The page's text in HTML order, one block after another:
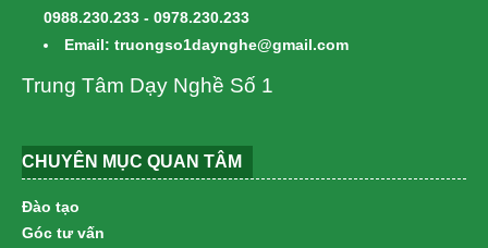
0988.230.233 - 0978.230.233
Email: truongso1daynghe@gmail.com
Trung Tâm Dạy Nghề Số 1
CHUYÊN MỤC QUAN TÂM
Đào tạo
Góc tư vấn